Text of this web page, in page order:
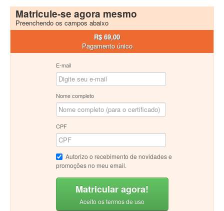
Matricule-se agora mesmo
Preenchendo os campos abaixo
R$ 69,00
Pagamento único
E-mail
Nome completo
CPF
Autorizo o recebimento de novidades e
promoções no meu email.
Matricular agora!
Aceito os termos de uso